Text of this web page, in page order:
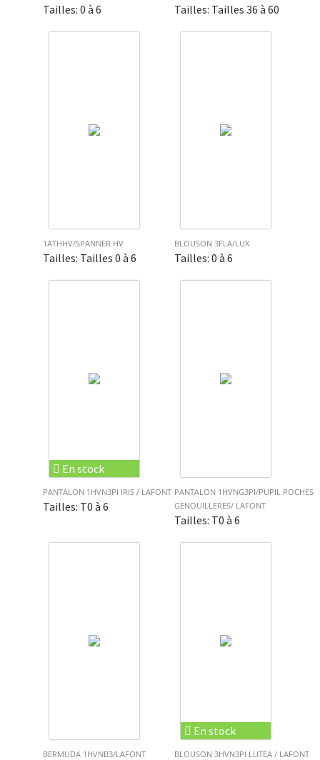
Tailles: 0 à 6 Tailles: Tailles 36 à 60
1ATHHV/SPANNER HV
Tailles: Tailles 0 à 6
BLOUSON 3FLA/LUX
Tailles: 0 à 6
En stock
PANTALON 1HVN3PI IRIS / LAFONT
Tailles: T0 à 6
PANTALON 1HVNG3PI/PUPIL POCHES
GENOUILLERES/ LAFONT
Tailles: T0 à 6
BERMUDA 1HVNB3/LAFONT
En stock
BLOUSON 3HVN3PI LUTEA / LAFONT